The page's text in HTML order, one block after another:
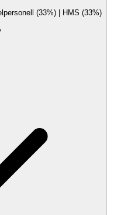
(33%) | HMS (33%)